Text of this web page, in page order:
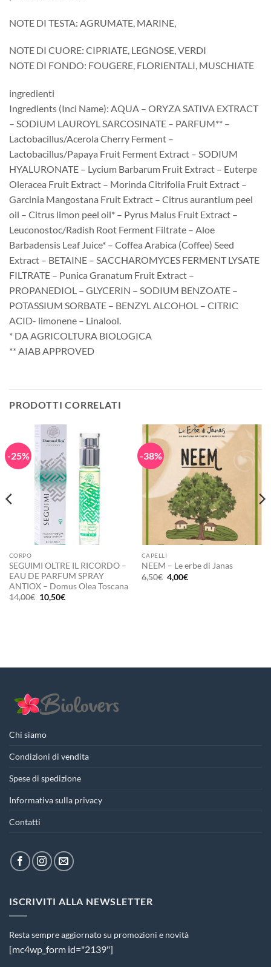
NOTE DI TESTA: AGRUMATE, MARINE,
NOTE DI CUORE: CIPRIATE, LEGNOSE, VERDI
NOTE DI FONDO: FOUGERE, FLORIENTALI, MUSCHIATE
ingredienti
Ingredients (Inci Name): AQUA – ORYZA SATIVA EXTRACT
– SODIUM LAUROYL SARCOSINATE – PARFUM** –
Lactobacillus/Acerola Cherry Ferment –
Lactobacillus/Papaya Fruit Ferment Extract – SODIUM
HYALURONATE – Lycium Barbarum Fruit Extract – Euterpe
Oleracea Fruit Extract – Morinda Citrifolia Fruit Extract –
Garcinia Mangostana Fruit Extract – Citrus aurantium peel
oil – Citrus limon peel oil* – Pyrus Malus Fruit Extract –
Leuconostoc/Radish Root Ferment Filtrate – Aloe
Barbadensis Leaf Juice* – Coffea Arabica (Coffee) Seed
Extract – BETAINE – SACCHAROMYCES FERMENT LYSATE
FILTRATE – Punica Granatum Fruit Extract –
PROPANEDIOL – GLYCERIN – SODIUM BENZOATE –
POTASSIUM SORBATE – BENZYL ALCOHOL – CITRIC
ACID- limonene – Linalool.
* DA AGRICOLTURA BIOLOGICA
** AIAB APPROVED
PRODOTTI CORRELATI
-25%
CORPO
SEGUIMI OLTRE IL RICORDO –
EAU DE PARFUM SPRAY
ANTIOX – Domus Olea Toscana
14,00€ Il
prezzo
10,50€Il
-38%
CAPELLI
NEEM – Le erbe di Janas
6,50€ Il
prezzo
4,00€Il
Chi siamo
Condizioni di vendita
Spese di spedizione
Informativa sulla privacy
Contatti
ISCRIVITI ALLA NEWSLETTER
Resta sempre aggiornato su promozioni e novità
[mc4wp_form id="2139"]